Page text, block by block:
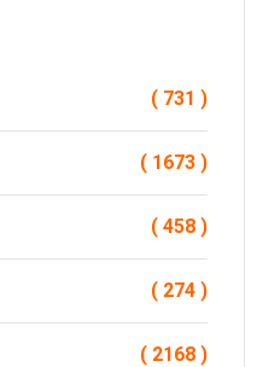
( 731 )
( 1673 )
( 458 )
( 274 )
( 2168 )